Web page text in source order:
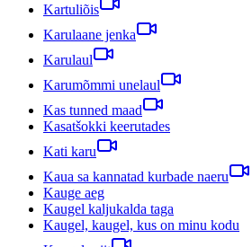
Kartuliõis
Karulaane jenka
Karulaul
Karumõmmi unelaul
Kas tunned maad
Kasatšokki keerutades
Kati karu
Kaua sa kannatad kurbade naeru
Kauge aeg
Kaugel kaljukalda taga
Kaugel, kaugel, kus on minu kodu